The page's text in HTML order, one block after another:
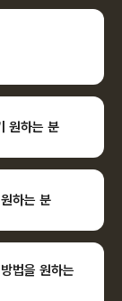
원하는 분
원하는 분
법을 원하는